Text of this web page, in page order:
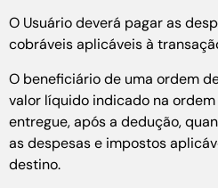
O Usuário deverá pagar as
cobráveis aplicáveis à
O beneficiário de uma ordem
valor líquido indicado na
entregue, após a dedução,
as despesas e impostos
destino.